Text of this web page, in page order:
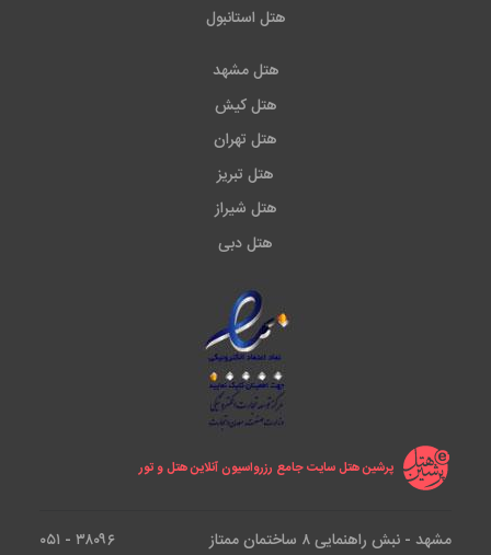
هتل استانبول
هتل مشهد
هتل کیش
هتل تهران
هتل تبریز
هتل شیراز
هتل دبی
پرشین هتل سایت جامع رزرواسیون آنلاین هتل و تور
مشهد - نبش راهنمایی ۸ ساختمان ممتاز
۳۸۰۹۶ - ۰۵۱